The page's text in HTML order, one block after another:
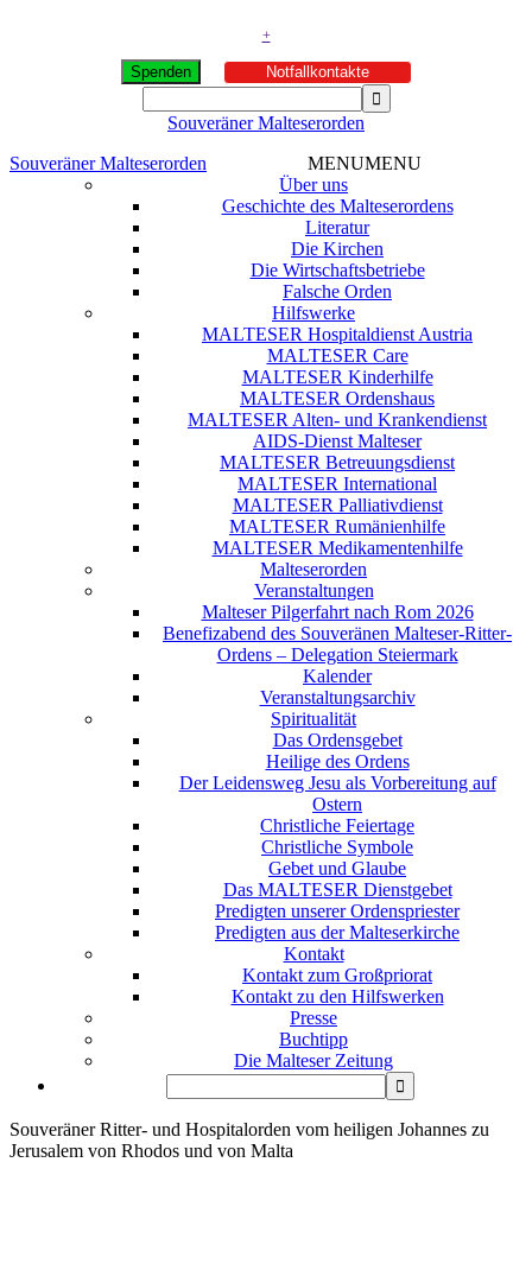
+
Spenden Notfallkontakte
Souveräner Malteserorden
Souveräner Malteserorden
MENUMENU
Über uns
Geschichte des Malteserordens
Literatur
Die Kirchen
Die Wirtschaftsbetriebe
Falsche Orden
Hilfswerke
MALTESER Hospitaldienst Austria
MALTESER Care
MALTESER Kinderhilfe
MALTESER Ordenshaus
MALTESER Alten- und Krankendienst
AIDS-Dienst Malteser
MALTESER Betreuungsdienst
MALTESER International
MALTESER Palliativdienst
MALTESER Rumänienhilfe
MALTESER Medikamentenhilfe
Malteserorden
Veranstaltungen
Malteser Pilgerfahrt nach Rom 2026
Benefizabend des Souveränen Malteser-Ritter-
Ordens – Delegation Steiermark
Kalender
Veranstaltungsarchiv
Spiritualität
Das Ordensgebet
Heilige des Ordens
Der Leidensweg Jesu als Vorbereitung auf
Ostern
Christliche Feiertage
Christliche Symbole
Gebet und Glaube
Das MALTESER Dienstgebet
Predigten unserer Ordenspriester
Predigten aus der Malteserkirche
Kontakt
Kontakt zum Großpriorat
Kontakt zu den Hilfswerken
Presse
Buchtipp
Die Malteser Zeitung
Souveräner Ritter- und Hospitalorden vom heiligen Johannes zu
Jerusalem von Rhodos und von Malta